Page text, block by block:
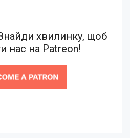
хвилинку, щоб
нас на Patreon!